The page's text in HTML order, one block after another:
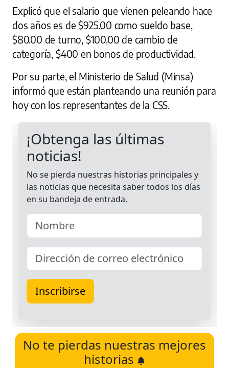
Explicó que el salario que vienen peleando hace
dos años es de $925.00 como sueldo base,
$80.00 de turno, $100.00 de cambio de
categoría, $400 en bonos de productividad.
Por su parte, el Ministerio de Salud (Minsa)
informó que están planteando una reunión para
hoy con los representantes de la CSS.
No te pierdas nuestras mejores
historias